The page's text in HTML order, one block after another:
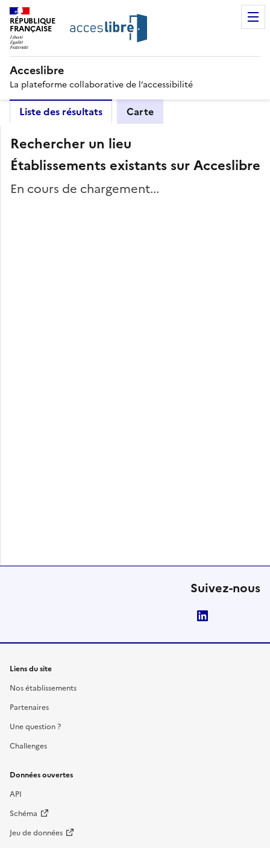
RÉPUBLIQUE
FRANÇAISE
Acceslibre
La plateforme collaborative de l’accessibilité
Liste des résultats Carte
Rechercher un lieu
Établissements existants sur Acceslibre
En cours de chargement...
Suivez-nous
Liens du site
Nos établissements
Partenaires
Une question ?
Challenges
Données ouvertes
API
Schéma
Jeu de données